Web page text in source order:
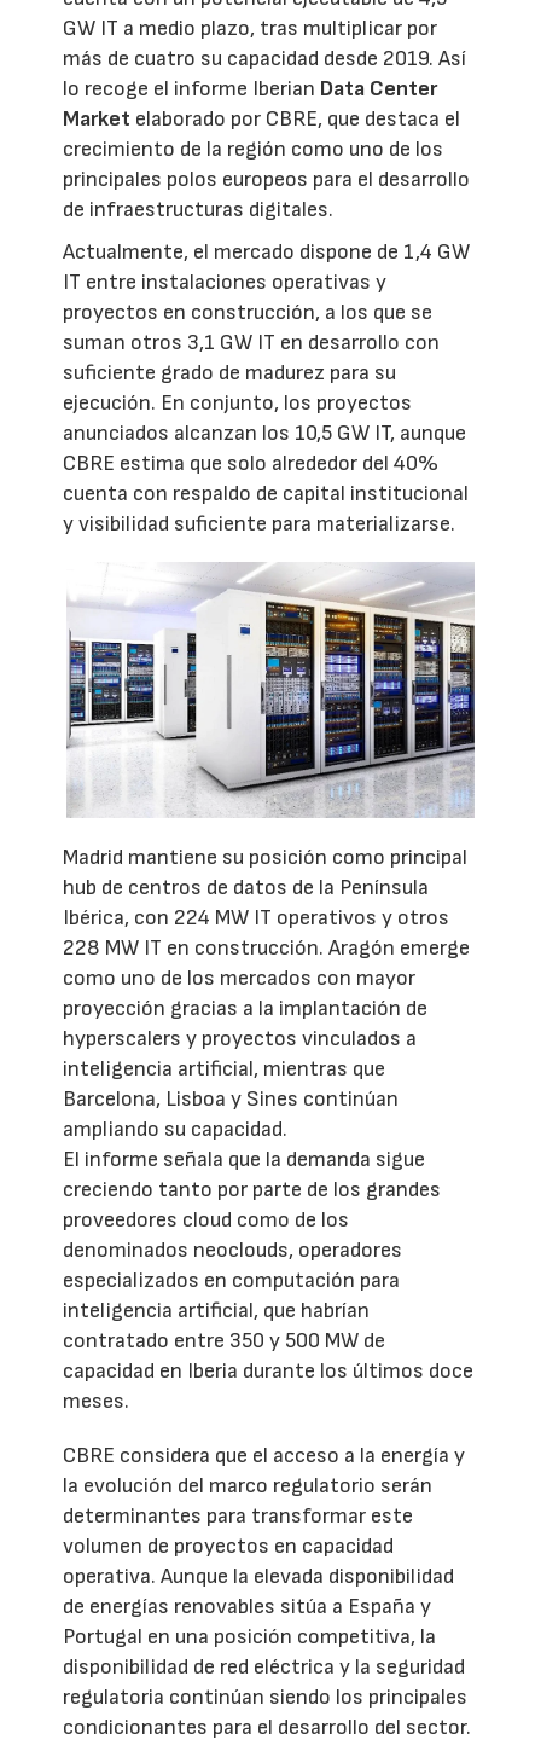
GW IT a medio plazo, tras multiplicar por
más de cuatro su capacidad desde 2019. Así
lo recoge el informe Iberian Data Center
Market elaborado por CBRE, que destaca el
crecimiento de la región como uno de los
principales polos europeos para el desarrollo
de infraestructuras digitales.
Actualmente, el mercado dispone de 1,4 GW
IT entre instalaciones operativas y
proyectos en construcción, a los que se
suman otros 3,1 GW IT en desarrollo con
suficiente grado de madurez para su
ejecución. En conjunto, los proyectos
anunciados alcanzan los 10,5 GW IT, aunque
CBRE estima que solo alrededor del 40%
cuenta con respaldo de capital institucional
y visibilidad suficiente para materializarse.
Madrid mantiene su posición como principal
hub de centros de datos de la Península
Ibérica, con 224 MW IT operativos y otros
228 MW IT en construcción. Aragón emerge
como uno de los mercados con mayor
proyección gracias a la implantación de
hyperscalers y proyectos vinculados a
inteligencia artificial, mientras que
Barcelona, Lisboa y Sines continúan
ampliando su capacidad.
El informe señala que la demanda sigue
creciendo tanto por parte de los grandes
proveedores cloud como de los
denominados neoclouds, operadores
especializados en computación para
inteligencia artificial, que habrían
contratado entre 350 y 500 MW de
capacidad en Iberia durante los últimos doce
meses.
CBRE considera que el acceso a la energía y
la evolución del marco regulatorio serán
determinantes para transformar este
volumen de proyectos en capacidad
operativa. Aunque la elevada disponibilidad
de energías renovables sitúa a España y
Portugal en una posición competitiva, la
disponibilidad de red eléctrica y la seguridad
regulatoria continúan siendo los principales
condicionantes para el desarrollo del sector.